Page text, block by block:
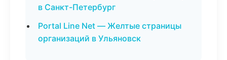
в Санкт-Петербург
Portal Line Net — Желтые страницы
организаций в Ульяновск